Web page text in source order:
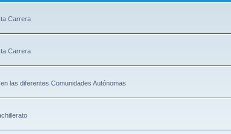
Carrera
Carrera
las diferentes Comunidades Autónomas